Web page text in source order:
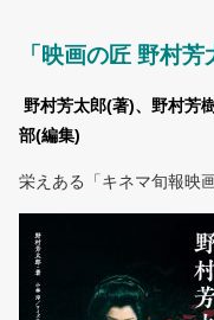
「映画の匠 野村
野村芳太郎(著)、野村芳
部(編集)
栄えある「キネマ旬報映